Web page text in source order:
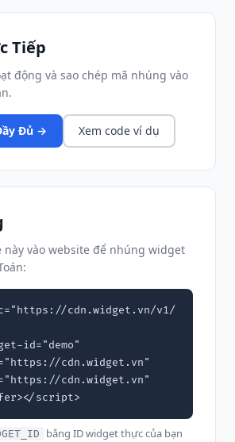
Tiếp
động và sao chép mã nhúng vào
Đủ → Xem code ví dụ
này vào website để nhúng widget
cdn.widget.vn/v1/
script>
bằng ID widget thực của bạn